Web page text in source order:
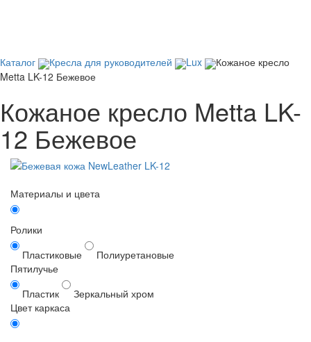
Каталог Кресла для руководителей Lux
Кожаное кресло
Metta LK-12 Бежевое
Кожаное кресло Metta LK-
12 Бежевое
Материалы и цвета
Ролики
Пластиковые
Полиуретановые
Пятилучье
Пластик
Зеркальный хром
Цвет каркаса